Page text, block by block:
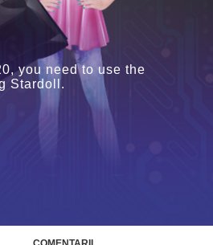
you need to use the
Stardoll.